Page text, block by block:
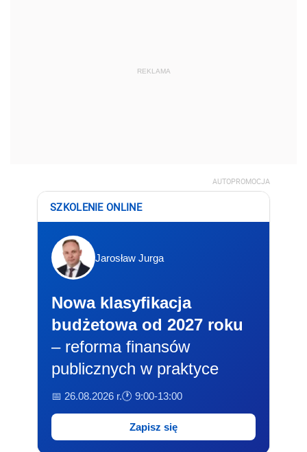
REKLAMA
AUTOPROMOCJA
SZKOLENIE ONLINE
Jarosław Jurga
Nowa klasyfikacja
budżetowa od 2027 roku
– reforma finansów
publicznych w praktyce
📅 26.08.2026 r.🕐 9:00-13:00
Zapisz się